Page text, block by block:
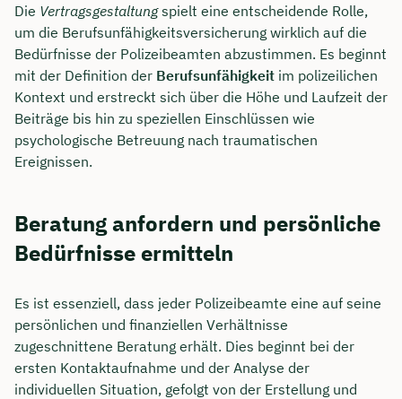
Die Vertragsgestaltungspielt eine entscheidende Rolle,
um die Berufsunfähigkeitsversicherung wirklich auf die
Bedürfnisse der Polizeibeamten abzustimmen. Es beginnt
mit der Definition der Berufsunfähigkeit im polizeilichen
Kontext und erstreckt sich über die Höhe und Laufzeit der
Beiträge bis hin zu speziellen Einschlüssen wie
psychologische Betreuung nach traumatischen
Ereignissen.
Beratung anfordern und persönliche
Bedürfnisse ermitteln
Es ist essenziell, dass jeder Polizeibeamte eine auf seine
persönlichen und finanziellen Verhältnisse
zugeschnittene Beratung erhält. Dies beginnt bei der
ersten Kontaktaufnahme und der Analyse der
individuellen Situation, gefolgt von der Erstellung und